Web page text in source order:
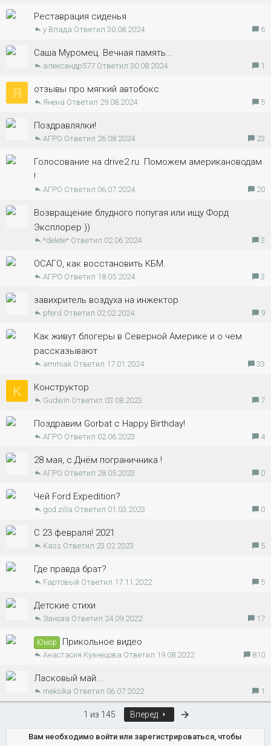
Реставрация сиденья
6
30.08.2024
у Влада
Саша Муромец. Вечная память...
1
30.08.2024
александр577
Я отзывы про мягкий автобокс
5
29.08.2024
Янена
Поздравлялки!
23
26.08.2024
АГРО
Голосование на drive2.ru. Поможем американоводам
!
20
06.07.2024
АГРО
Возвращение блудного попугая или ищу Форд
Эксплорер ))
3
02.06.2024
*delete*
ОСАГО, как восстановить КБМ.
3
18.05.2024
АГРО
завихритель воздуха на инжектор
9
02.02.2024
pferd
Как живут блогеры в Северной Америке и о чем
рассказывают
33
17.01.2024
ammiak
K Конструктор
7
03.08.2023
Gudwin
Поздравим Gorbat с Happy Birthday!
4
02.06.2023
АГРО
28 мая, с Днём пограничника !
0
28.05.2023
АГРО
Чей Ford Expedition?
0
01.03.2023
god.zilla
С 23 февраля! 2021
5
23.02.2023
Kass
Где правда брат?
5
17.11.2022
Fартовый
Детские стихи
17
24.09.2022
Заноза
Юмор Прикольное видео
810
19.08.2022
Анастасия Кузнецова
Ласковый май...
1
06.07.2022
meksika
1 из 145 Вперед
Вам необходимо войти или зарегистрироваться, чтобы